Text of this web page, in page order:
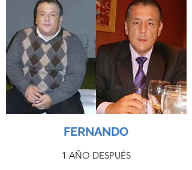
FERNANDO
1 AÑO DESPUÉS